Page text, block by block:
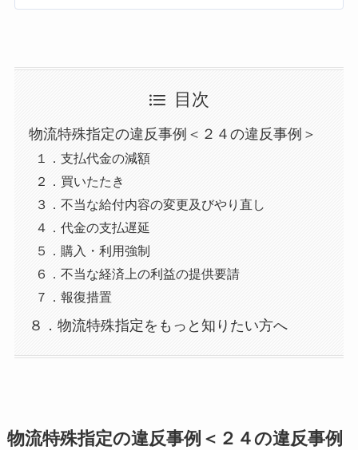
目次
物流特殊指定の違反事例＜２４の違反事例＞
１．支払代金の減額
２．買いたたき
３．不当な給付内容の変更及びやり直し
４．代金の支払遅延
５．購入・利用強制
６．不当な経済上の利益の提供要請
７．報復措置
８．物流特殊指定をもっと知りたい方へ
物流特殊指定の違反事例＜２４の違反事例